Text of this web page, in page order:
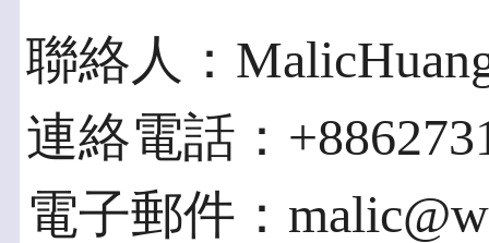
聯絡人：
連絡電話：
電子郵件：